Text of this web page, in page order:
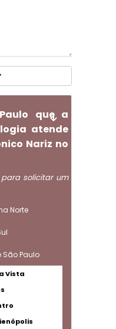
que a
atende
Nariz no
solicitar um
Norte
São Paulo
Vista